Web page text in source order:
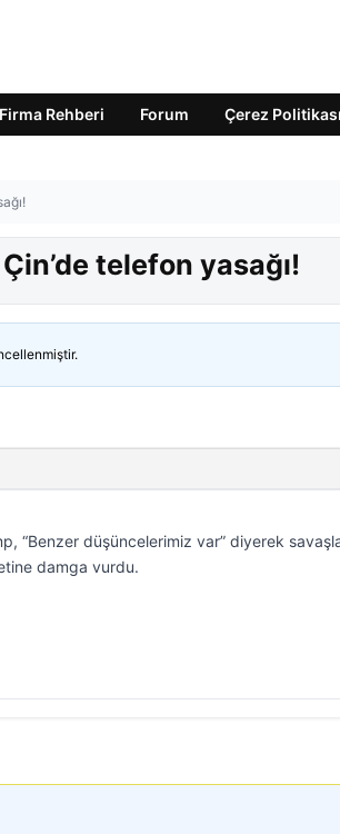
Firma Rehberi Forum Çerez Politikası
telefon yasağı!
“Benzer düşüncelerimiz var” diyerek
damga vurdu.